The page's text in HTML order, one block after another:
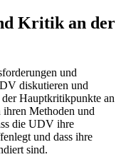
Kritik an der
und
diskutieren und
Hauptkritikpunkte an
Methoden und
die UDV ihre
und dass ihre
sind.